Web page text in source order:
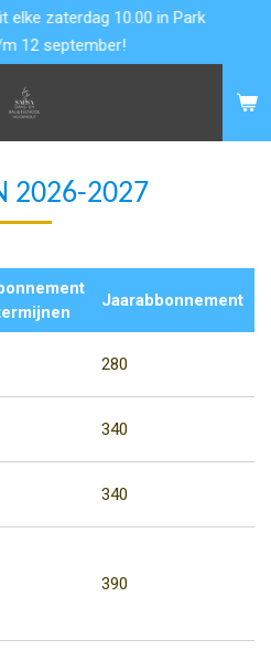
elke zaterdag 10.00 in Park
12 september!
2026-2027
Jaarabbonnement
280
340
340
390